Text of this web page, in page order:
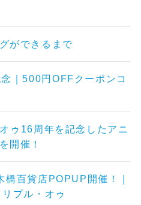
ができるまで
｜500円OFFクーポンコ
ゥ16周年を記念したアニ
開催！
橋百貨店POPUP開催！｜
プル・オゥ